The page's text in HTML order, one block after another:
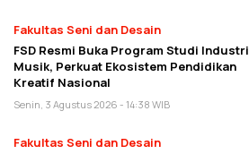
Fakultas Seni dan Desain
FSD Resmi Buka Program Studi Industri
Musik, Perkuat Ekosistem Pendidikan
Kreatif Nasional
Senin, 3 Agustus 2026 - 14:38 WIB
Fakultas Seni dan Desain